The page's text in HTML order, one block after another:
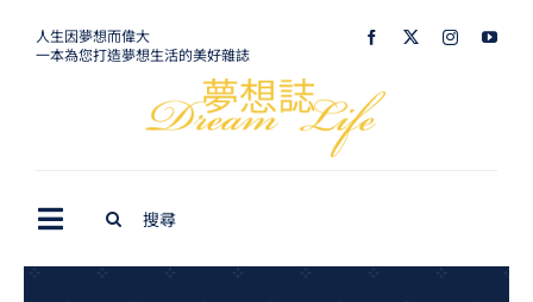
人生因夢想而偉大
一本為您打造夢想生活的美好雜誌
Toggle
Navigation